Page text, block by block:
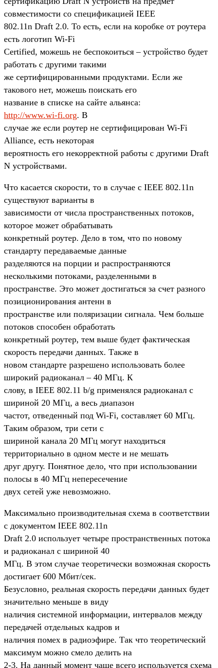
совместимости со спецификацией IEEE
802.11n Draft 2.0. То есть, если на коробке от роутера
есть логотип Wi-Fi
Certified, можешь не беспокоиться – устройство будет
работать с другими такими
же сертифицированными продуктами. Если же
такового нет, можешь поискать его
название в списке на сайте альянса:
http://www.wi-fi.org. В
случае же если роутер не сертифицирован Wi-Fi
Alliance, есть некоторая
вероятность его некорректной работы с другими Draft
N устройствами.
Что касается скорости, то в случае с IEEE 802.11n
существуют варианты в
зависимости от числа пространственных потоков,
которое может обрабатывать
конкретный роутер. Дело в том, что по новому
стандарту передаваемые данные
разделяются на порции и распространяются
несколькими потоками, разделенными в
пространстве. Это может достигаться за счет разного
позиционирования антенн в
пространстве или поляризации сигнала. Чем больше
потоков способен обработать
конкретный роутер, тем выше будет фактическая
скорость передачи данных. Также в
новом стандарте разрешено использовать более
широкий радиоканал – 40 МГц. К
слову, в IEEE 802.11 b/g применялся радиоканал с
шириной 20 МГц, а весь диапазон
частот, отведенный под Wi-Fi, составляет 60 МГц.
Таким образом, три сети с
шириной канала 20 МГц могут находиться
территориально в одном месте и не мешать
друг другу. Понятное дело, что при использовании
полосы в 40 МГц непересечение
двух сетей уже невозможно.
Максимально производительная схема в соответствии
с документом IEEE 802.11n
Draft 2.0 использует четыре пространственных потока
и радиоканал с шириной 40
МГц. В этом случае теоретически возможная скорость
достигает 600 Мбит/сек.
Безусловно, реальная скорость передачи данных будет
значительно меньше в виду
наличия системной информации, интервалов между
передачей отдельных кадров и
наличия помех в радиоэфире. Так что теоретический
максимум можно смело делить на
2-3. На данный момент чаще всего используется схема